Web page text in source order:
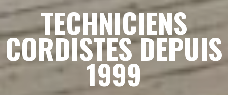
TECHNICIENS
CORDISTES DEPUIS
1999